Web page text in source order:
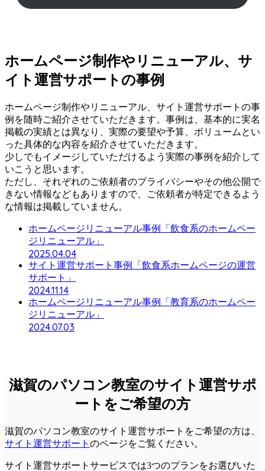
ホームページ制作やリニューアル、サ
イト運営サポートの事例
ホームページ制作やリニューアル、サイト運営サポートの事
例を随時ご紹介させていただきます。事例は、基本的に実名
掲載の実績とは異なり、実際の要望や予算、ボリュームとい
った具体的な内容を紹介させていただきます。
少しでもイメージしていただけるよう実際の事例を紹介して
いこうと思います。
ただし、それぞれのご依頼者のプライバシーやその他公開で
きない情報などもありますので、ご依頼者が特定できるよう
な情報は掲載していません。
ホームページリニューアル事例「飲食系のホームペー
ジリニューアル」
2025.04.04
サイト運営サポート事例「飲食系ホームページの運営
サポート」
2024.11.14
ホームページリニューアル事例「教育系のホームペー
ジリニューアル」
2024.07.03
滋賀のパソコン教室のサイト運営サポ
ートをご希望の方
滋賀のパソコン教室のサイト運営サポートをご希望の方は、
サイト運営サポート のページをご覧ください。
サイト運営サポートサービスでは3つのプランをお選びいた